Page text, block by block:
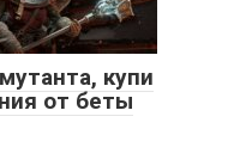
купи
от беты